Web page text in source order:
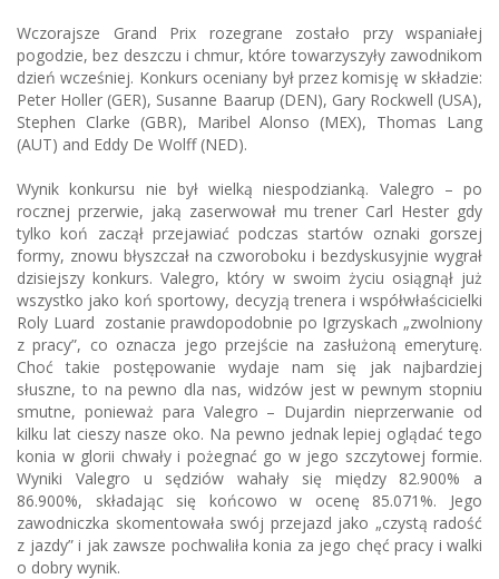
Wczorajsze Grand Prix rozegrane zostało przy wspaniałej
pogodzie, bez deszczu i chmur, które towarzyszyły zawodnikom
dzień wcześniej. Konkurs oceniany był przez komisję w składzie:
Peter Holler (GER), Susanne Baarup (DEN), Gary Rockwell (USA),
Stephen Clarke (GBR), Maribel Alonso (MEX), Thomas Lang
(AUT) and Eddy De Wolff (NED).
Wynik konkursu nie był wielką niespodzianką. Valegro – po
rocznej przerwie, jaką zaserwował mu trener Carl Hester gdy
tylko koń zaczął przejawiać podczas startów oznaki gorszej
formy, znowu błyszczał na czworoboku i bezdyskusyjnie wygrał
dzisiejszy konkurs. Valegro, który w swoim życiu osiągnął już
wszystko jako koń sportowy, decyzją trenera i współwłaścicielki
Roly Luard zostanie prawdopodobnie po Igrzyskach „zwolniony
z pracy”, co oznacza jego przejście na zasłużoną emeryturę.
Choć takie postępowanie wydaje nam się jak najbardziej
słuszne, to na pewno dla nas, widzów jest w pewnym stopniu
smutne, ponieważ para Valegro – Dujardin nieprzerwanie od
kilku lat cieszy nasze oko. Na pewno jednak lepiej oglądać tego
konia w glorii chwały i pożegnać go w jego szczytowej formie.
Wyniki Valegro u sędziów wahały się między 82.900% a
86.900%, składając się końcowo w ocenę 85.071%. Jego
zawodniczka skomentowała swój przejazd jako „czystą radość
z jazdy” i jak zawsze pochwaliła konia za jego chęć pracy i walki
o dobry wynik.